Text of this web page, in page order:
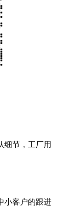
细节，工厂用
小客户的跟进